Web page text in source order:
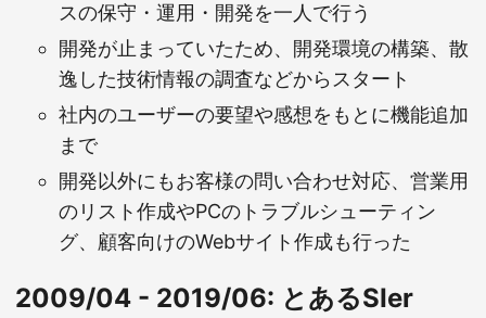
スの保守・運用・開発を一人で行う
開発が止まっていたため、開発環境の構築、散
逸した技術情報の調査などからスタート
社内のユーザーの要望や感想をもとに機能追加
まで
開発以外にもお客様の問い合わせ対応、営業用
のリスト作成やPCのトラブルシューティン
グ、顧客向けのWebサイト作成も行った
2009/04 - 2019/06: とあるSIer